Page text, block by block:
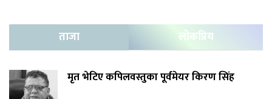
ताजा लोकप्रिय
मृत भेटिए कपिलवस्तुका पूर्वमेयर किरण सिंह